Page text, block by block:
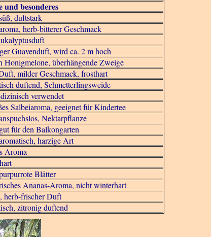
und besonderes
duftstark
herb-bitterer Geschmack
Guavenduft, wird ca. 2 m hoch
Honigmelone, überhängende Zweige
milder Geschmack, frosthart
duftend, Schmetterlingsweide
verwendet
Salbeiaroma, geeignet für Kindertee
Nektarpflanze
für den Balkongarten
harzige Art
Aroma
Blätter
Ananas-Aroma, nicht winterhart
herb-frischer Duft
zitronig duftend